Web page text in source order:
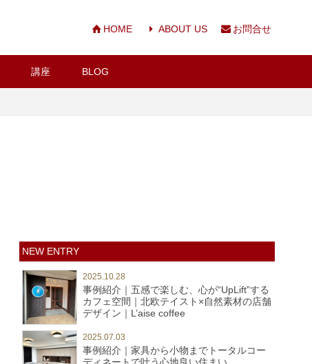
HOME ABOUT US お問合せ
講座 BLOG
NEW ENTRY
2025.10.28
事例紹介｜五感で楽しむ、心が“UpLift”する
カフェ空間｜北欧テイスト×自然素材の店舗
デザイン｜L’aise coffee
2025.07.03
事例紹介｜家具から小物までトータルコー